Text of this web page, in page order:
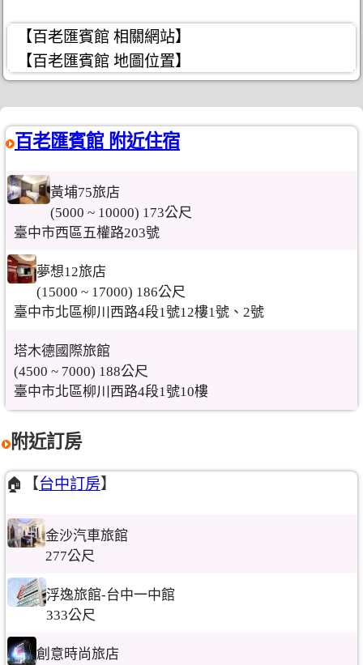
【百老匯賓館 相關網站】
【百老匯賓館 地圖位置】
百老匯賓館 附近住宿
黃埔75旅店
(5000 ~ 10000) 173公尺
臺中市西區五權路203號
夢想12旅店
(15000 ~ 17000) 186公尺
臺中市北區柳川西路4段1號12樓1號、2號
塔木德國際旅館
(4500 ~ 7000) 188公尺
臺中市北區柳川西路4段1號10樓
附近訂房
🏠【台中訂房】
金沙汽車旅館
277公尺
浮逸旅館-台中一中館
333公尺
創意時尚旅店